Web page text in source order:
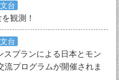
台
観測！
台
スプランによる日本とモン
流プログラムが開催されま